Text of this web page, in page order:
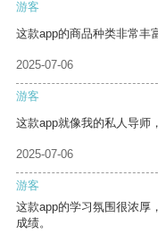
游客
这款app的商品种类非常丰
2025-07-06
游客
这款app就像我的私人导师
2025-07-06
游客
这款app的学习氛围很浓厚
成绩。